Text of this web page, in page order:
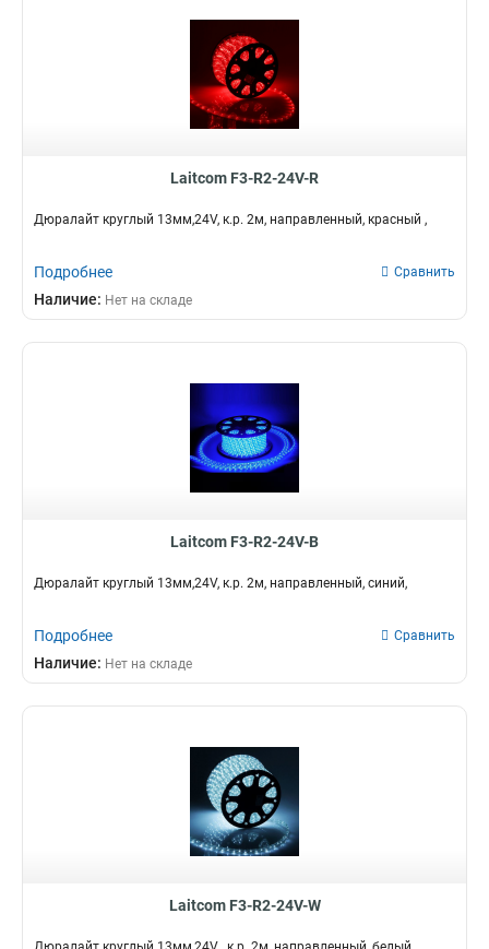
Laitcom F3-R2-24V-R
Дюралайт круглый 13мм,24V, к.р. 2м, направленный, красный ,
Подробнее Сравнить
Наличие: Нет на складе
Laitcom F3-R2-24V-B
Дюралайт круглый 13мм,24V, к.р. 2м, направленный, синий,
Подробнее Сравнить
Наличие: Нет на складе
Laitcom F3-R2-24V-W